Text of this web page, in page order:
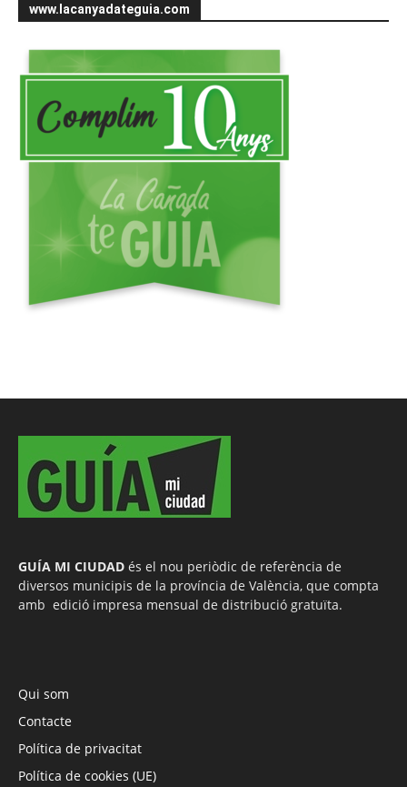
www.lacanyadateguia.com
GUÍA MI CIUDAD és el nou periòdic de referència de
diversos municipis de la província de València, que compta
amb edició impresa mensual de distribució gratuïta.
Qui som
Contacte
Política de privacitat
Política de cookies (UE)